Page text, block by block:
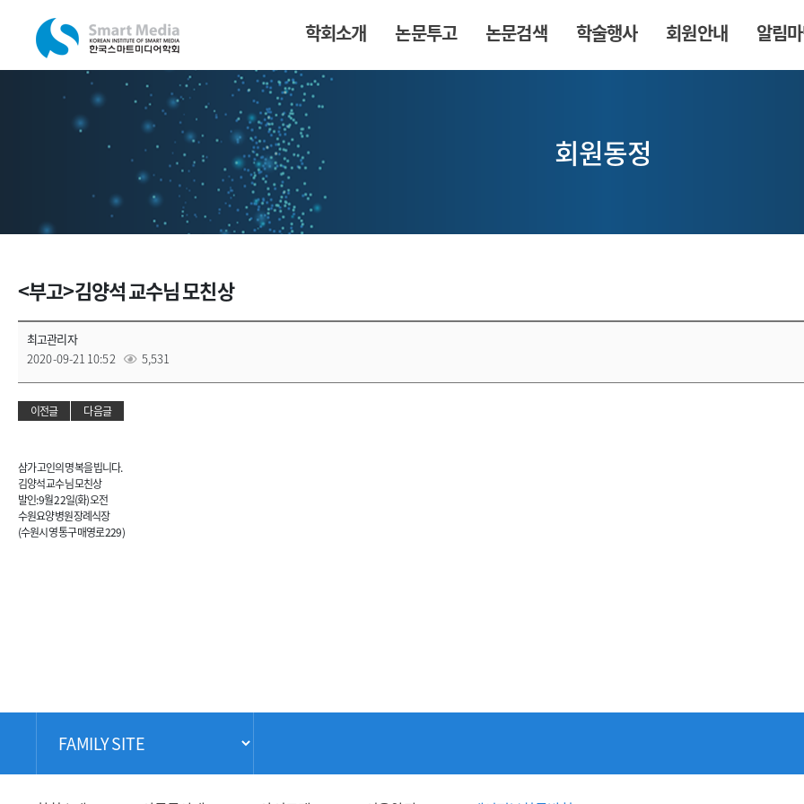
학회소개 논문투고 논문검색 학술행사 회원안내 알림
회원동정
<부고>김양석 교수님 모친상
최고관리자
2020-09-21 10:52
5,531
이전글 다음글
삼가 고인의 명복을 빕니다.
김양석 교수님 모친상
발인: 9월 22일(화) 오전
수원요양병원 장례식장
(수원시 영통구 매영로 229)